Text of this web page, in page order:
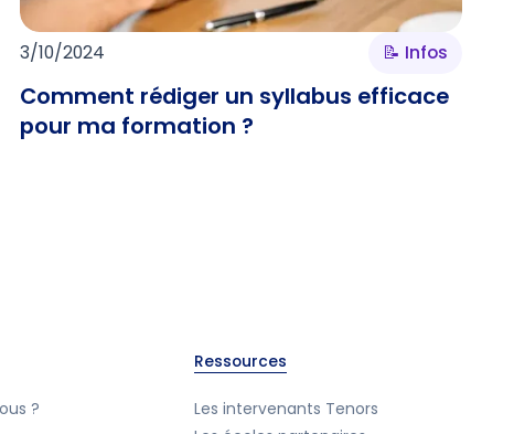
3/10/2024 📝 Infos
Comment rédiger un syllabus efficace
pour ma formation ?
?
Ressources
Les intervenants Tenors